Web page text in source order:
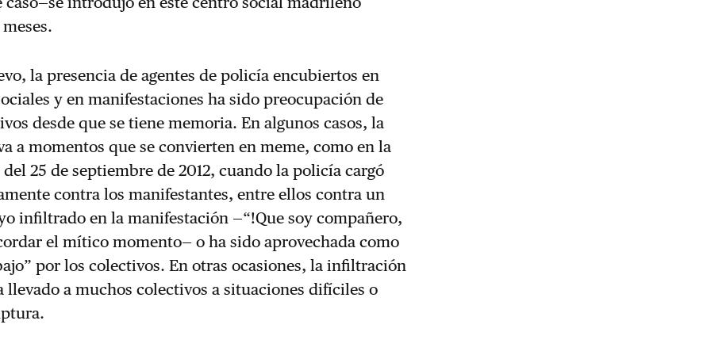
la presencia de agentes de policía encubiertos en
y en manifestaciones ha sido preocupación de
desde que se tiene memoria. En algunos casos, la
a momentos que se convierten en meme, como en la
25 de septiembre de 2012, cuando la policía cargó
contra los manifestantes, entre ellos contra un
infiltrado en la manifestación —“!Que soy compañero,
el mítico momento— o ha sido aprovechada como
por los colectivos. En otras ocasiones, la infiltración
llevado a muchos colectivos a situaciones difíciles o